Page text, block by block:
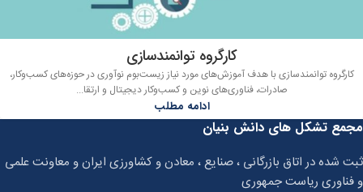
کارگروه توانمندسازی
کارگروه توانمندسازی با هدف آموزش‌های مورد نیاز زیست‌بوم نوآوری در حوزه‌های کسب‌وکار،
صادرات، فناوری‌های نوین و کسب‌وکار دیجیتال و ارتقا...
ادامه مطلب
مجمع تشکل های دانش بنیان
ثبت شده در اتاق بازرگانی ، صنایع ، معادن و کشاورزی ایران و معاونت علمی
و فناوری ریاست جمهوری